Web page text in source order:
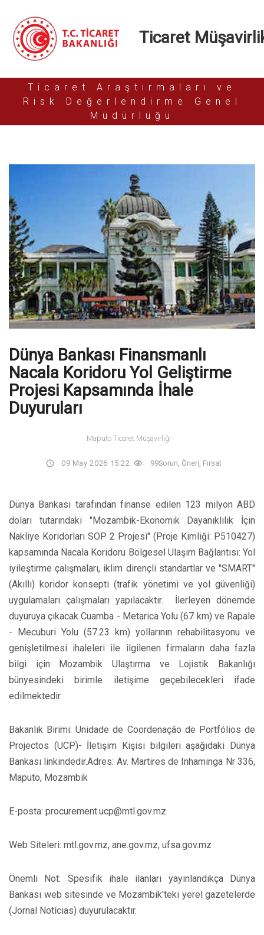
Ticaret
Ticaret Araştırmaları ve
Risk Değerlendirme Genel
Müdürlüğü
Dünya Bankası Finansmanlı
Nacala Koridoru Yol Geliştirme
Projesi Kapsamında İhale
Duyuruları
Maputo Ticaret Müşavirliği
09 May 2026 15:22 99Sorun, Öneri, Fırsat
Dünya Bankası tarafından finanse edilen 123 milyon ABD
doları tutarındaki "Mozambik-Ekonomik Dayanıklılık İçin
Nakliye Koridorları SOP 2 Projesi" (Proje Kimliği: P510427)
kapsamında Nacala Koridoru Bölgesel Ulaşım Bağlantısı: Yol
iyileştirme çalışmaları, iklim dirençli standartlar ve "SMART"
(Akıllı) koridor konsepti (trafik yönetimi ve yol güvenliği)
uygulamaları çalışmaları yapılacaktır. İlerleyen dönemde
duyuruya çıkacak Cuamba - Metarica Yolu (67 km) ve ​Rapale
- Mecuburi Yolu (57.23 km) yollarının rehabilitasyonu ve
genişletilmesi ihaleleri ile ilgilenen firmaların daha fazla
bilgi için Mozambik Ulaştırma ve Lojistik Bakanlığı
bünyesindeki birimle iletişime geçebilecekleri ifade
edilmektedir.
​Bakanlık Birimi: Unidade de Coordenação de Portfólios de
Projectos (UCP)- İletişim Kişisi bilgileri aşağıdaki Dünya
Bankası linkindedir.​Adres: Av. Martires de Inhaminga Nr 336,
Maputo, Mozambik
​E-posta: procurement.ucp@mtl.gov.mz​
Web Siteleri: mtl.gov.mz, ane.gov.mz, ufsa.gov.mz​
Önemli Not: Spesifik ihale ilanları yayınlandıkça Dünya
Bankası web sitesinde ve Mozambik'teki yerel gazetelerde
(Jornal Notícias) duyurulacaktır.